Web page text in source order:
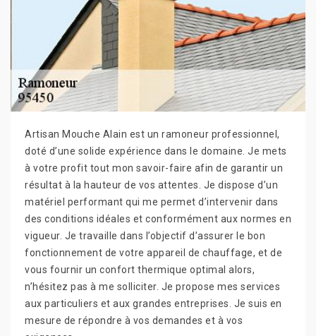
Artisan Mouche Alain est un ramoneur professionnel,
doté d’une solide expérience dans le domaine. Je mets
à votre profit tout mon savoir-faire afin de garantir un
résultat à la hauteur de vos attentes. Je dispose d’un
matériel performant qui me permet d’intervenir dans
des conditions idéales et conformément aux normes en
vigueur. Je travaille dans l’objectif d’assurer le bon
fonctionnement de votre appareil de chauffage, et de
vous fournir un confort thermique optimal alors,
n’hésitez pas à me solliciter. Je propose mes services
aux particuliers et aux grandes entreprises. Je suis en
mesure de répondre à vos demandes et à vos